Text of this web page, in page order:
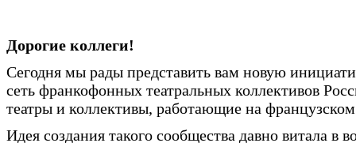
Дорогие коллеги!
Сегодня мы рады представить вам новую
сеть франкофонных театральных коллективов
театры и коллективы, работающие на
Идея создания такого сообщества давно витала в